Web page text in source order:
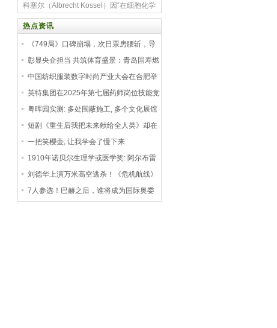
科塞尔（Albrecht Kossel）因“在细胞化学
领域的开创性研究，尤其是对蛋白质和核
酸成分的解析”获得诺贝尔生理学...
热点资讯
《749局》口碑崩塌，次日票房腰斩，导
演陆川直接怒了！
彰显央企担当 共筑体育盛景：青岛国寿燃
情助力CBA赛事
中国纺织服装数字时尚产业大会在合肥举
行_大皖新闻 | 安徽网
英特集团在2025年第七届药师岗位技能竞
赛中喜获佳绩
粤晖园实测: 多处围蔽施工, 多个文化展馆
已撤展
短剧《重生后我把未来献给全人类》却在
一场阴谋中为保护研究成果
一把笑樱壶, 让我学会了慢下来
1910年诺贝尔生理学或医学奖: 阿尔布雷
希特·科塞尔与细胞
刘德华上演万米高空逃杀！《危机航线》
看华仔死神手中救数百人
7人参选！巴赫之后，谁将成为国际奥委